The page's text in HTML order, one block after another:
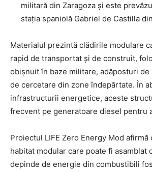
militară din Zaragoza și este
stația spaniolă Gabriel de Castilla
Materialul prezintă clădirile modulare
rapid de transportat și de construit,
obișnuit în baze militare, adăposturi
de cercetare din zone îndepărtate. În
infrastructurii energetice, aceste
frecvent pe generatoare diesel pentru
Proiectul LIFE Zero Energy Mod afirmă
habitat modular care poate fi asamblat
depinde de energie din combustibili